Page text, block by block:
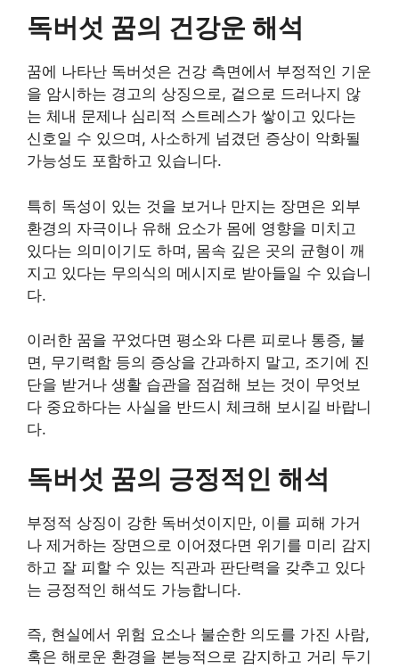
독버섯 꿈의 건강운 해석
꿈에 나타난 독버섯은 건강 측면에서 부정적인 기운
을 암시하는 경고의 상징으로, 겉으로 드러나지 않
는 체내 문제나 심리적 스트레스가 쌓이고 있다는
신호일 수 있으며, 사소하게 넘겼던 증상이 악화될
가능성도 포함하고 있습니다.
특히 독성이 있는 것을 보거나 만지는 장면은 외부
환경의 자극이나 유해 요소가 몸에 영향을 미치고
있다는 의미이기도 하며, 몸속 깊은 곳의 균형이 깨
지고 있다는 무의식의 메시지로 받아들일 수 있습니
다.
이러한 꿈을 꾸었다면 평소와 다른 피로나 통증, 불
면, 무기력함 등의 증상을 간과하지 말고, 조기에 진
단을 받거나 생활 습관을 점검해 보는 것이 무엇보
다 중요하다는 사실을 반드시 체크해 보시길 바랍니
다.
독버섯 꿈의 긍정적인 해석
부정적 상징이 강한 독버섯이지만, 이를 피해 가거
나 제거하는 장면으로 이어졌다면 위기를 미리 감지
하고 잘 피할 수 있는 직관과 판단력을 갖추고 있다
는 긍정적인 해석도 가능합니다.
즉, 현실에서 위험 요소나 불순한 의도를 가진 사람,
혹은 해로운 환경을 본능적으로 감지하고 거리 두기